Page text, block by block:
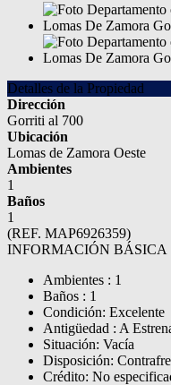
Detalles de la Propiedad
Dirección
Gorriti al 700
Ubicación
Lomas de Zamora Oeste
Ambientes
1
Baños
1
(REF. MAP6926359)
INFORMACIÓN BÁSICA
Ambientes : 1
Baños : 1
Condición: Excelente
Antigüedad : A
Situación: Vacía
Disposición:
Crédito: No